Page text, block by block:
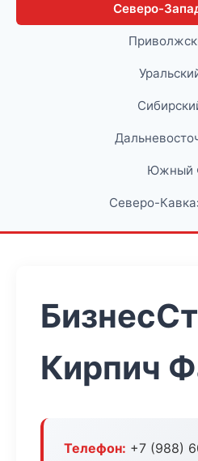
Северо-
Южный
Северо-
Кирпич
Телефон: +7 (988)